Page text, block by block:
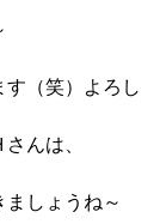
す（笑）よろし
んは、
しょうね～